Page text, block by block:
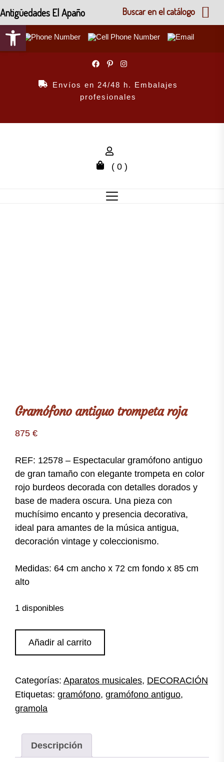
Abrir barra de herramientas
Envíos en 24/48 h. Embalajes
profesionales
( 0 )
Gramófono antiguo trompeta roja
875 €
REF: 12578 – Espectacular gramófono antiguo
de gran tamaño con elegante trompeta en color
rojo burdeos decorada con detalles dorados y
base de madera oscura. Una pieza con
muchísimo encanto y presencia decorativa,
ideal para amantes de la música antigua,
decoración vintage y coleccionismo.
Medidas: 64 cm ancho x 72 cm fondo x 85 cm
alto
1 disponibles
antiguo
cantidad
Añadir al carrito
Categorías: Aparatos musicales, DECORACIÓN
Etiquetas: gramófono, gramófono antiguo,
gramola
Descripción
Antigüedades El Apaño Buscar en el catálogo